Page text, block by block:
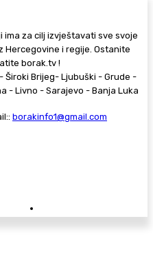
za cilj izvještavati sve svoje
Hercegovine i regije. Ostanite
borak.tv !
Brijeg- Ljubuški - Grude -
- Livno - Sarajevo - Banja Luka
borakinfo1@gmail.com